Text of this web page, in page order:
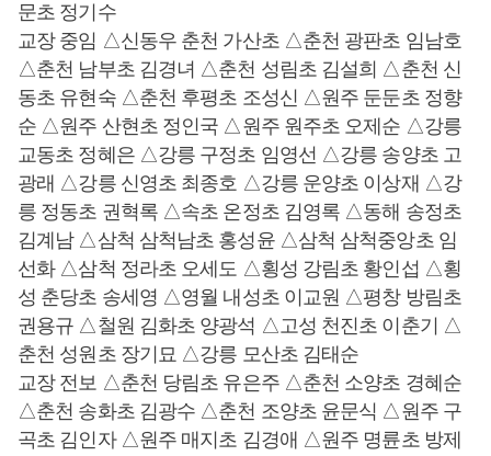
문초 정기수
교장 중임 △신동우 춘천 가산초 △춘천 광판초 임남호
△춘천 남부초 김경녀 △춘천 성림초 김설희 △춘천 신
동초 유현숙 △춘천 후평초 조성신 △원주 둔둔초 정향
순 △원주 산현초 정인국 △원주 원주초 오제순 △강릉
교동초 정혜은 △강릉 구정초 임영선 △강릉 송양초 고
광래 △강릉 신영초 최종호 △강릉 운양초 이상재 △강
릉 정동초 권혁록 △속초 온정초 김영록 △동해 송정초
김계남 △삼척 삼척남초 홍성윤 △삼척 삼척중앙초 임
선화 △삼척 정라초 오세도 △횡성 강림초 황인섭 △횡
성 춘당초 송세영 △영월 내성초 이교원 △평창 방림초
권용규 △철원 김화초 양광석 △고성 천진초 이춘기 △
춘천 성원초 장기묘 △강릉 모산초 김태순
교장 전보 △춘천 당림초 유은주 △춘천 소양초 경혜순
△춘천 송화초 김광수 △춘천 조양초 윤문식 △원주 구
곡초 김인자 △원주 매지초 김경애 △원주 명륜초 방제